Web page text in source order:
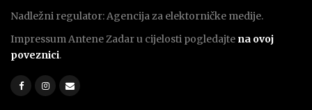
Nadležni regulator: Agencija za elektorničke medije.
Impressum Antene Zadar u cijelosti pogledajte na ovoj
poveznici.